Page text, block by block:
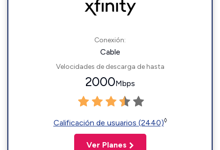
Conexión:
Cable
Velocidades de descarga de hasta
2000Mbps
Calificación de usuarios (2440)◊
Ver Planes